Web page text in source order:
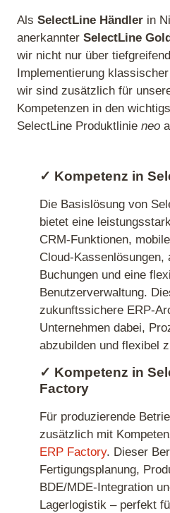
Als SelectLine Händler in
anerkannter SelectLine
wir nicht nur über
Implementierung
wir sind zusätzlich für
Kompetenzen in den
SelectLine Produktlinie neo
✓ Kompetenz in
Die Basislösung von
bietet eine
CRM‑Funktionen,
Buchungen und eine
Benutzerverwaltung.
zukunftssichere
Unternehmen dabei,
abzubilden und flexibel
✓ Kompetenz in
Factory
Für produzierende
zusätzlich mit
ERP Factory. Dieser
Fertigungsplanung,
BDE/MDE‑Integration
Lagerlogistik – perfekt